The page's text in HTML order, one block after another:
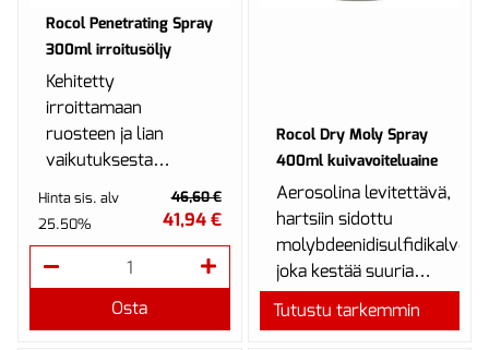
Rocol Penetrating Spray
300ml irroitusöljy
Kehitetty
irroittamaan
ruosteen ja lian
vaikutuksesta
kiinnijuuttuneet osat
sekä voitelee myös
Hinta sis. alv
25.50%
46,60 €
41,94 €
Osta
Rocol Dry Moly Spray
400ml kuivavoiteluaine
Aerosolina levitettävä,
hartsiin sidottu
molybdeenidisulfidikalvo,
joka kestää suuria
kuormia ja korkeita
lämpötiloja.
Tutustu tarkemmin